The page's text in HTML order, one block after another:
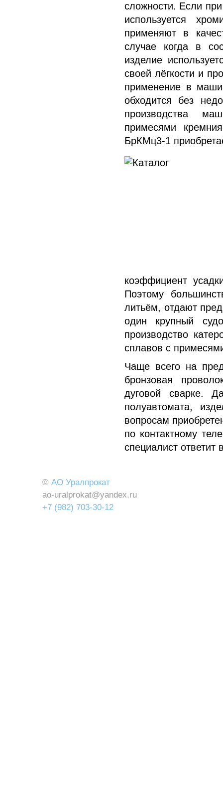
сложности. Если
используется
применяют в
случае когда в
изделие
своей лёгкости и
применение в
обходится без
производства
примесями
БрКМц3-1
коэффициент
Поэтому
литьём, отдают
один крупный
производство
сплавов с
Чаще всего на
бронзовая
дуговой сварке.
полуавтомата,
вопросам
по контактному
специалист
© АО Уралпрокат
ao-uralprokat@yandex.ru
+7 (982) 703-30-12